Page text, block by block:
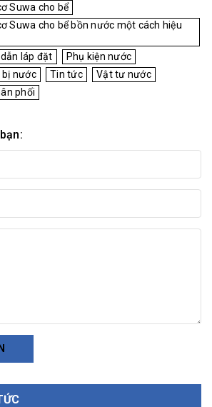
Suwa cho bể
Suwa cho bể bồn nước một cách hiệu
láp đặt
Phụ kiện nước
bị nước Tin tức
Vật tư nước
phối